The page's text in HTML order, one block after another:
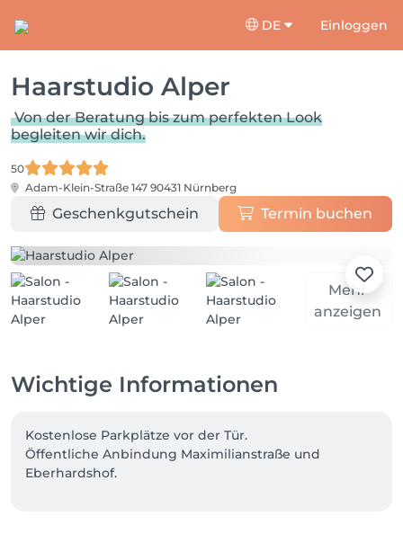
DE Einloggen
Haarstudio Alper
Von der Beratung bis zum perfekten Look
begleiten wir dich.
50
Adam-Klein-Straße 147 90431 Nürnberg
Geschenkgutschein Termin buchen
Mehr
anzeigen
Wichtige Informationen
Kostenlose Parkplätze vor der Tür.
Öffentliche Anbindung Maximilianstraße und
Eberhardshof.